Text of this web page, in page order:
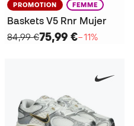
PROMOTION FEMME
Baskets V5 Rnr Mujer
84,99 €75,99 €−11%